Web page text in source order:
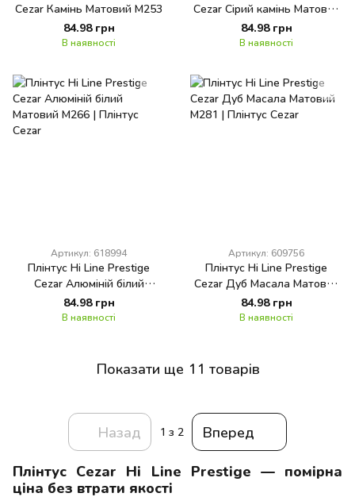
Cezar Камінь Матовий М253
84.98 грн
В наявності
Cezar Сірий камінь Матовий
М256
84.98 грн
В наявності
Артикул: 618994
Плінтус Hi Line Prestige
Cezar Алюміній білий
Матовий М266
84.98 грн
В наявності
Артикул: 609756
Плінтус Hi Line Prestige
Cezar Дуб Масала Матовий
М281
84.98 грн
В наявності
Показати ще 11 товарів
Назад 1 з 2 Вперед
Плінтус Cezar Hi Line Prestige — помірна
ціна без втрати якості